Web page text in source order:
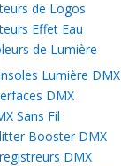
de Logos
Effet Eau
de Lumière
Lumière DMX
DMX
Sans Fil
Booster DMX
DMX